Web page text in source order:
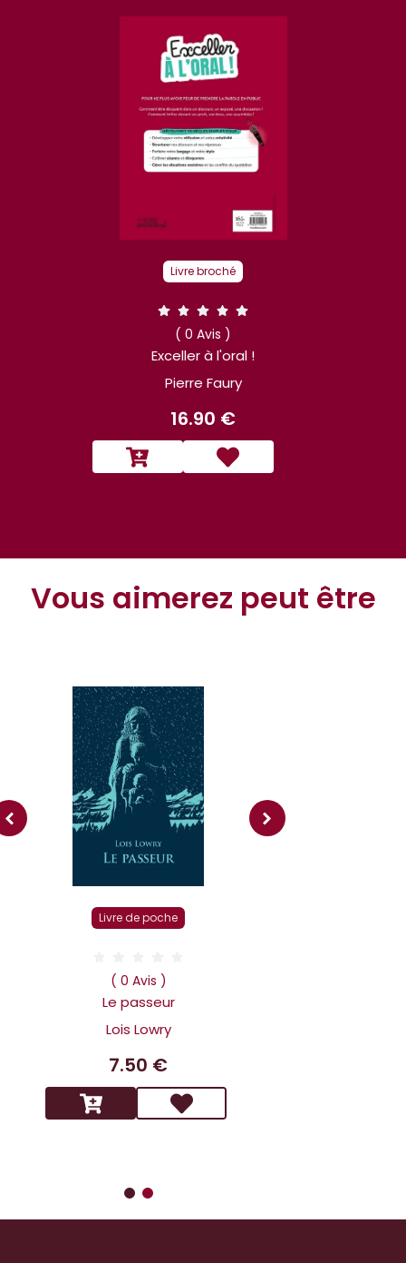
Livre broché
( 0 Avis )
Exceller à l'oral !
Pierre Faury
16.90 €
Vous aimerez peut être
Livre de poche
( 0 Avis )
Le passeur
Lois Lowry
7.50 €